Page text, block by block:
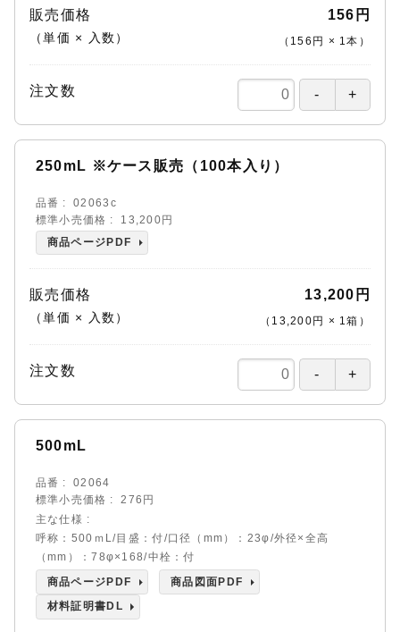
販売価格
（単価 × 入数）
156円
（ 156円 × 1本 ）
注文数
250mL ※ケース販売（100本入り）
品番
02063c
標準小売価格
13,200円
商品ページPDF
販売価格
（単価 × 入数）
13,200円
（ 13,200円 × 1箱 ）
注文数
500mL
品番
02064
標準小売価格
276円
主な仕様
呼称：500ｍL/目盛：付/口径（mm）：23φ/外径×全高
（mm）：78φ×168/中栓：付
商品ページPDF
商品図面PDF
材料証明書DL